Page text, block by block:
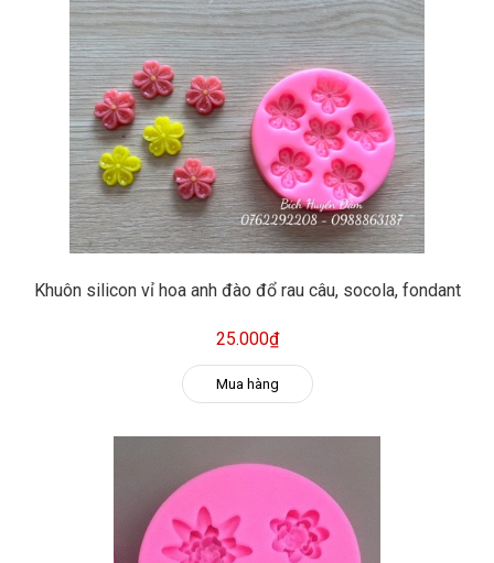
Khuôn silicon vỉ hoa anh đào đổ rau câu, socola, fondant
25.000₫
Mua hàng